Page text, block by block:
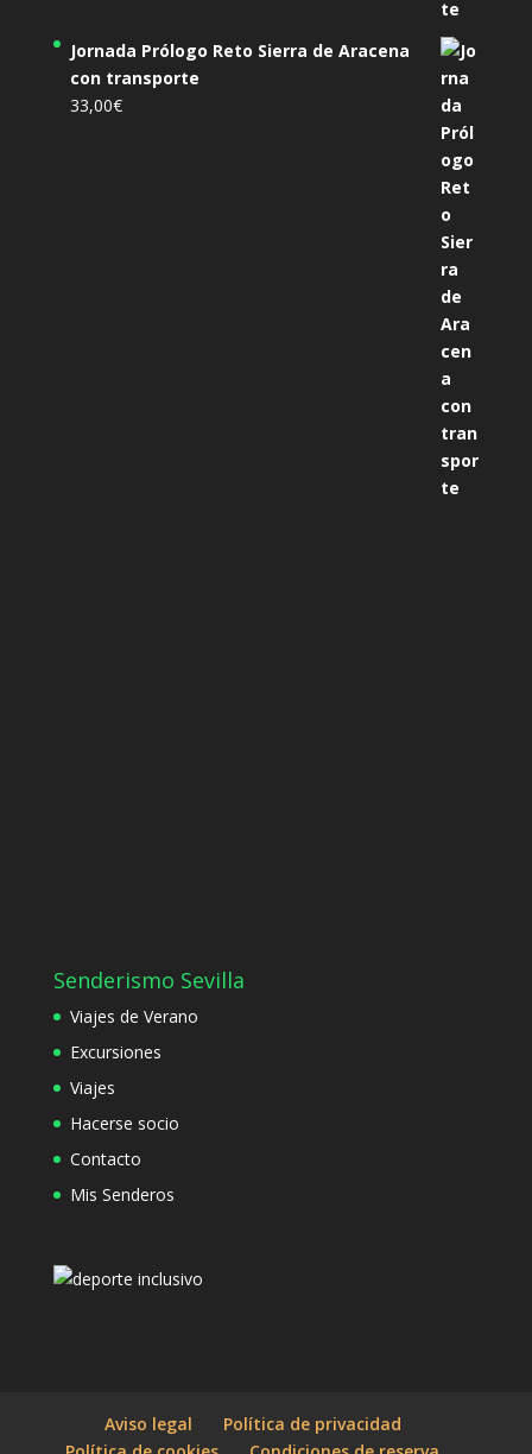
Jornada Prólogo Reto Sierra de Aracena
con transporte
33,00€
Senderismo Sevilla
Viajes de Verano
Excursiones
Viajes
Hacerse socio
Contacto
Mis Senderos
Aviso legal
Política de privacidad